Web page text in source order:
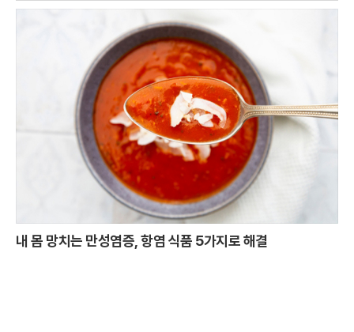
내 몸 망치는 만성염증, 항염 식품 5가지로 해결